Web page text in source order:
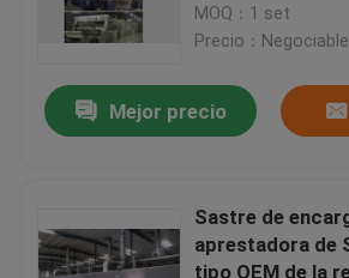
Hogar
producción para
tejidos
MOQ：1 set
Precio：Negociable
Mejor precio
Sastre de
aprestadora de
tipo OEM de la